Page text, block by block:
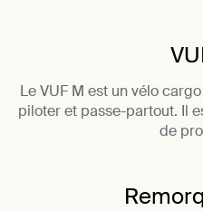
Le VUF M est un vélo
piloter et passe-partout. Il
de